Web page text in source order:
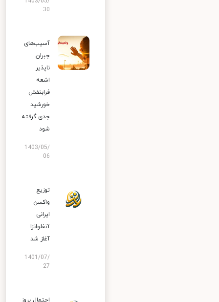
30
آسیب‌های
جبران
ناپذیر
اشعه
فرابنفش
خورشید
جدی گرفته
شود
1403/05/
06
توزیع
واکسن
ایرانی
آنفلوانزا
آغاز شد
1401/07/
27
احتمال بروز